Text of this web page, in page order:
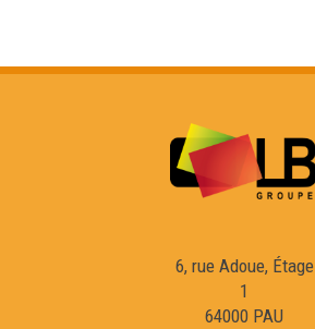
6, rue Adoue, Étage
1
64000 PAU